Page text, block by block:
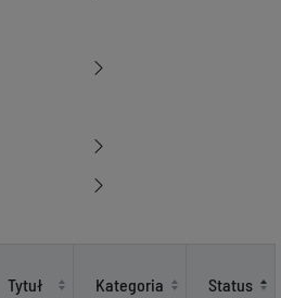
Tytuł Kategoria Status